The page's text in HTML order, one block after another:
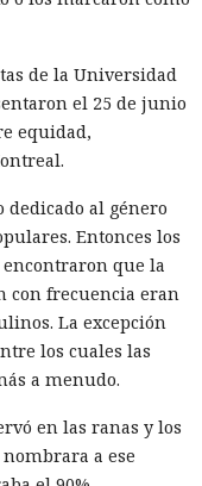
de la Universidad
el 25 de junio
equidad,
al género
Entonces los
que la
con frecuencia eran
La excepción
los cuales las
a menudo.
en las ranas y los
a ese